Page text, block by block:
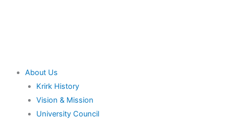
Main
About Us
Krirk History
Vision & Mission
University Council